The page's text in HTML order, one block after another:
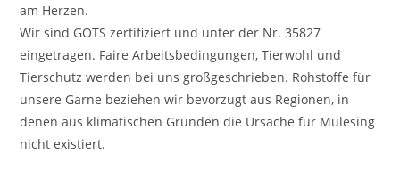
am Herzen.
Wir sind GOTS zertifiziert und unter der Nr. 35827
eingetragen. Faire Arbeitsbedingungen, Tierwohl und
Tierschutz werden bei uns großgeschrieben. Rohstoffe für
unsere Garne beziehen wir bevorzugt aus Regionen, in
denen aus klimatischen Gründen die Ursache für Mulesing
nicht existiert.